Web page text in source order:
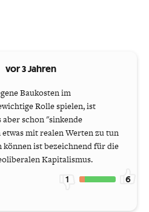
vor 3 Jahren
Baukosten im
Rolle spielen, ist
schon "sinkende
mit realen Werten zu tun
können ist bezeichnend für die
Kapitalismus.
1 6